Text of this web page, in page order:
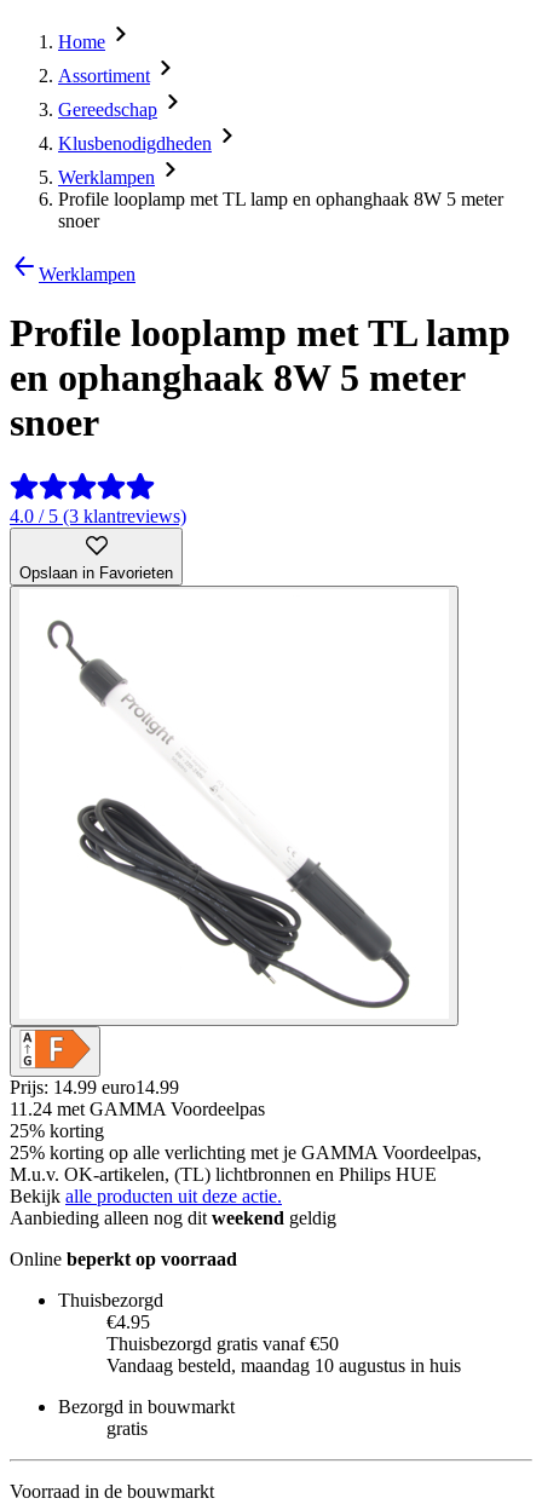
Home
Assortiment
Gereedschap
Klusbenodigdheden
Werklampen
Profile looplamp met TL lamp en ophanghaak 8W 5 meter
snoer
Werklampen
Profile looplamp met TL lamp
en ophanghaak 8W 5 meter
snoer
4.0 / 5 (3 klantreviews)
Opslaan in Favorieten
Prijs: 14.99 euro14.99
11.24 met GAMMA Voordeelpas
25% korting
25% korting op alle verlichting met je GAMMA Voordeelpas,
M.u.v. OK-artikelen, (TL) lichtbronnen en Philips HUE
Bekijk alle producten uit deze actie.
Aanbieding alleen nog dit weekend geldig
Online beperkt op voorraad
Thuisbezorgd
€4.95
Thuisbezorgd gratis vanaf €50
Vandaag besteld, maandag 10 augustus in huis
Bezorgd in bouwmarkt
gratis
Voorraad in de bouwmarkt